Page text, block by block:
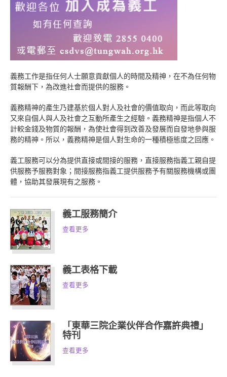
義務工作是指任何人士願意貢獻個人的時間及精神，在不為任何物
質報酬下，為改進社會而提供的服務。
義務精神的產生乃建基於個人對人及社會的價值取向，而此等取向
又來自個人與人及社會之互動所產生之經驗。義務精神是指個人不
計較金錢及物質的報酬，為使社會得到改善及發展而自發地參與服
務的精神。所以，義務精神是個人對生命的一種積極態度之回應。
義工服務可以分為提供直接或間接的服務，直接服務指義工親自提
供服務予服務對象；間接服務指義工提供服務予有關服務機構或團
體，協助其發展現有之服務。
義工服務簡介
查看更多
義工表格下載
查看更多
「東華三院企業伙伴合作嘉許典禮」
特刊
查看更多